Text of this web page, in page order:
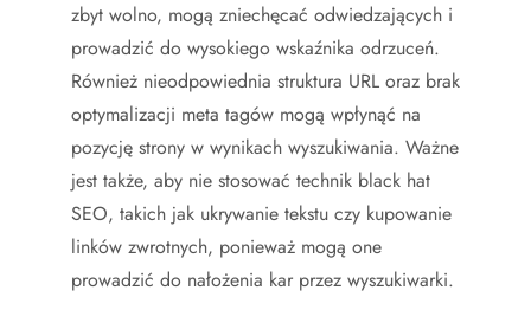
zbyt wolno, mogą zniechęcać odwiedzających i
prowadzić do wysokiego wskaźnika odrzuceń.
Również nieodpowiednia struktura URL oraz brak
optymalizacji meta tagów mogą wpłynąć na
pozycję strony w wynikach wyszukiwania. Ważne
jest także, aby nie stosować technik black hat
SEO, takich jak ukrywanie tekstu czy kupowanie
linków zwrotnych, ponieważ mogą one
prowadzić do nałożenia kar przez wyszukiwarki.